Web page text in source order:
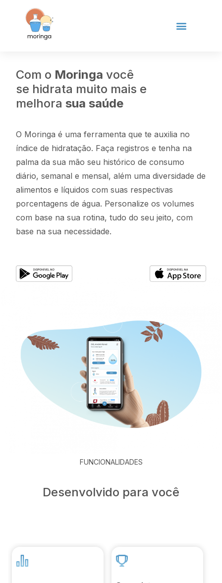
Com o Moringa você
se hidrata muito mais e
melhora sua saúde
O Moringa é uma ferramenta que te auxilia no
índice de hidratação. Faça registros e tenha na
palma da sua mão seu histórico de consumo
diário, semanal e mensal, além uma diversidade de
alimentos e líquidos com suas respectivas
porcentagens de água. Personalize os volumes
com base na sua rotina, tudo do seu jeito, com
base na sua necessidade.
FUNCIONALIDADES
Desenvolvido para você